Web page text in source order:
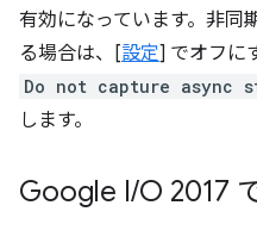
有効になっています。非同
る場合は、[設定] でオフに
Do not capture async
します。
Google I/O 2017